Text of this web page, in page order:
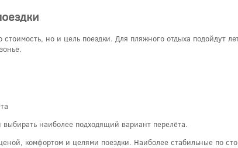
но и цель поездки. Для пляжного отдыха подойдут
выбирать наиболее подходящий вариант перелёта.
комфортом и целями поездки. Наиболее стабильные по